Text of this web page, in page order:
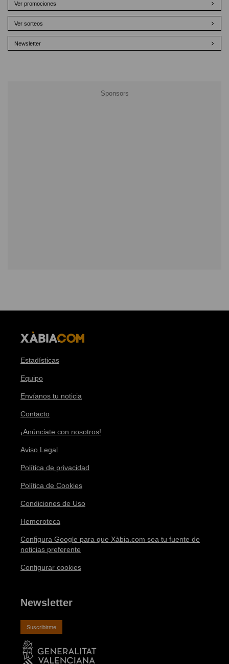
Ver promociones
Ver sorteos
Newsletter
Estadísticas
Equipo
Envíanos tu noticia
Contacto
¡Anúnciate con nosotros!
Aviso Legal
Política de privacidad
Política de Cookies
Condiciones de Uso
Hemeroteca
Configura Google para que Xàbia.com sea tu fuente de
noticias preferente
Configurar cookies
Newsletter
Suscribirme